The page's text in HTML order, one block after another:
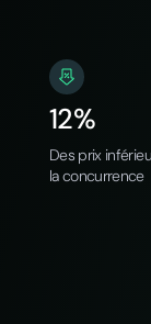
12%
Des prix
la concurrence